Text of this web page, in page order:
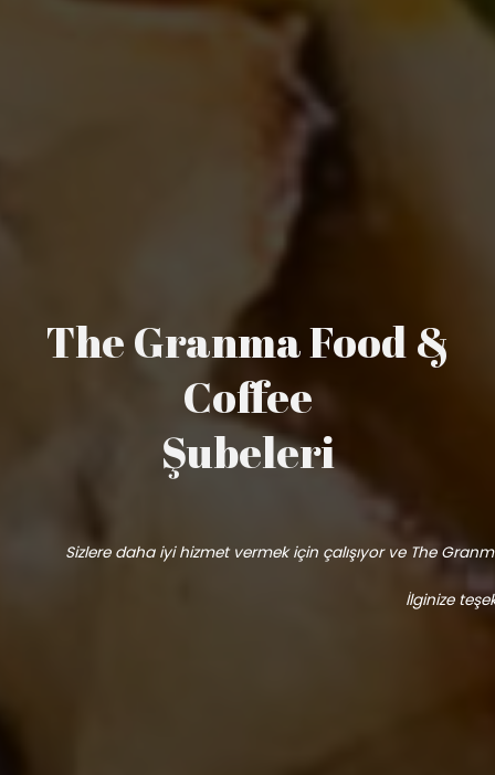
The Granma Food &
Coffee
Şubeleri
Sizlere daha iyi hizmet vermek için çalışıyor ve The
İlginize